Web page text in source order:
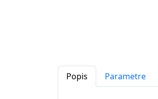
Popis Parametre